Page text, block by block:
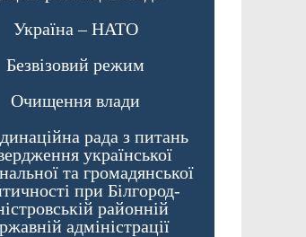
Україна – НАТО
Безвізовий режим
Очищення влади
рада з питань
української
та громадянської
при Білгород-
районній
адміністрації